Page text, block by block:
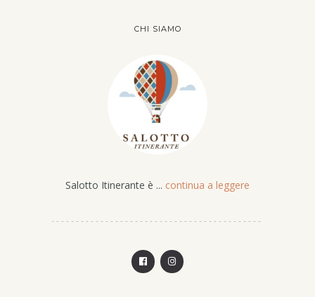
CHI SIAMO
Salotto Itinerante è ... continua a leggere